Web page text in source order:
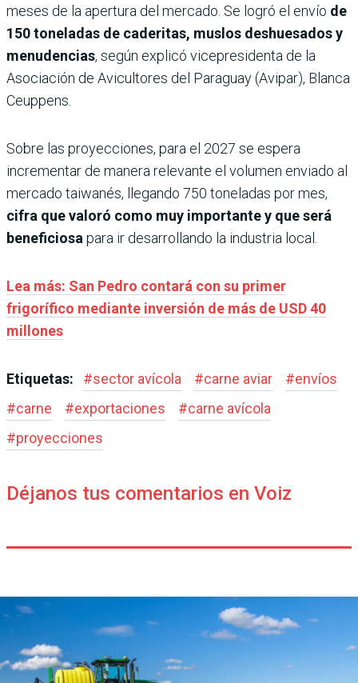
meses de la apertura del mercado. Se logró el envío de
150 toneladas de caderitas, muslos deshuesados y
menudencias, según explicó vicepresidenta de la
Asociación de Avicultores del Paraguay (Avipar), Blanca
Ceuppens.
Sobre las proyecciones, para el 2027 se espera
incrementar de manera relevante el volumen enviado al
mercado taiwanés, llegando 750 toneladas por mes,
cifra que valoró como muy importante y que será
beneficiosa para ir desarrollando la industria local.
Lea más: San Pedro contará con su primer
frigorífico mediante inversión de más de USD 40
millones
Etiquetas: #sector avícola #carne aviar #envíos
#carne #exportaciones #carne avícola
#proyecciones
Déjanos tus comentarios en Voiz